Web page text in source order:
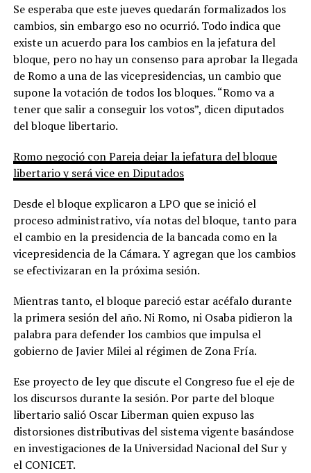
Se esperaba que este jueves quedarán formalizados los
cambios, sin embargo eso no ocurrió. Todo indica que
existe un acuerdo para los cambios en la jefatura del
bloque, pero no hay un consenso para aprobar la llegada
de Romo a una de las vicepresidencias, un cambio que
supone la votación de todos los bloques. “Romo va a
tener que salir a conseguir los votos”, dicen diputados
del bloque libertario.
Romo negoció con Pareja dejar la jefatura del bloque
libertario y será vice en Diputados
Desde el bloque explicaron a LPO que se inició el
proceso administrativo, vía notas del bloque, tanto para
el cambio en la presidencia de la bancada como en la
vicepresidencia de la Cámara. Y agregan que los cambios
se efectivizaran en la próxima sesión.
Mientras tanto, el bloque pareció estar acéfalo durante
la primera sesión del año. Ni Romo, ni Osaba pidieron la
palabra para defender los cambios que impulsa el
gobierno de Javier Milei al régimen de Zona Fría.
Ese proyecto de ley que discute el Congreso fue el eje de
los discursos durante la sesión. Por parte del bloque
libertario salió Oscar Liberman quien expuso las
distorsiones distributivas del sistema vigente basándose
en investigaciones de la Universidad Nacional del Sur y
el CONICET.